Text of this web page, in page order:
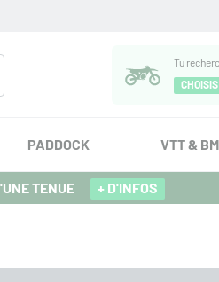
Tu
PADDOCK VTT &
TENUE + D'INFOS